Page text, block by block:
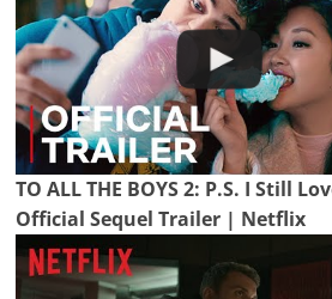
TO ALL THE BOYS 2: P.S. I Still
Official Sequel Trailer | Netflix